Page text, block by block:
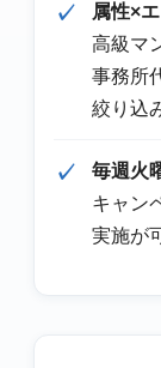
属性×
高級マ
事務所
絞り込
毎週火
キャン
実施が